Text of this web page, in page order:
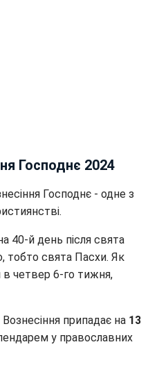
Господнє 2024
Господнє - одне з
40-й день після свята
тобто свята Пасхи. Як
в четвер 6-го тижня,
припадає на 13
у православних